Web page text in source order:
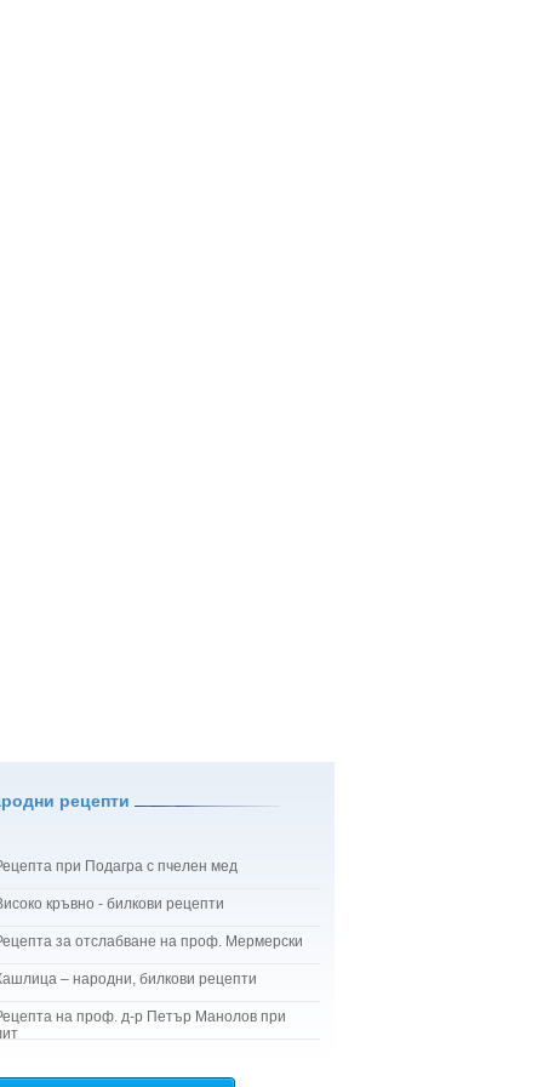
рецепти
при Подагра с пчелен мед
кръвно - билкови рецепти
за отслабване на проф. Мермерски
– народни, билкови рецепти
на проф. д-р Петър Манолов при